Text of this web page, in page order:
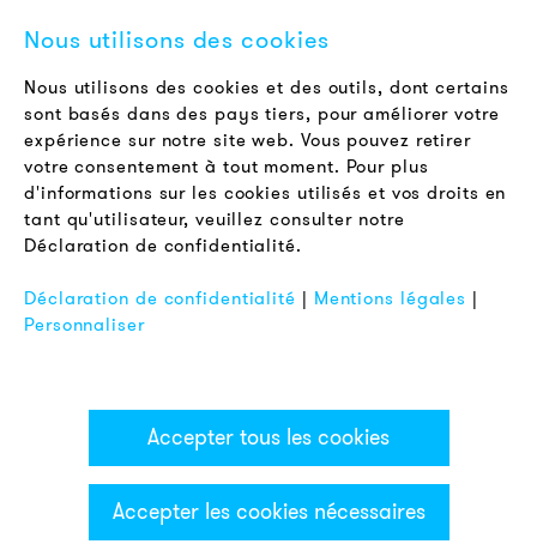
Offres d'emploi
Newsletter
LÉGAL
Conditions Générales de Vente
Protection des Données
Mentions Légales
Nous utilisons des cookies
Nous utilisons des cookies et des outils, dont certains
sont basés dans des pays tiers, pour améliorer votre
expérience sur notre site web. Vous pouvez retirer
votre consentement à tout moment. Pour plus
d'informations sur les cookies utilisés et vos droits en
tant qu'utilisateur, veuillez consulter notre
Déclaration de confidentialité.
Déclaration de confidentialité | Mentions légales |
Personnaliser
Accepter tous les cookies
Accepter les cookies nécessaires